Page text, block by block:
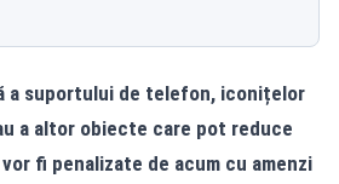
a suportului de telefon, iconițelor
a altor obiecte care pot reduce
fi penalizate de acum cu amenzi